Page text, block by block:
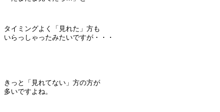
タイミングよく「見れた」方も
いらっしゃったみたいですが・・・
きっと「見れてない」方の方が
多いですよね。